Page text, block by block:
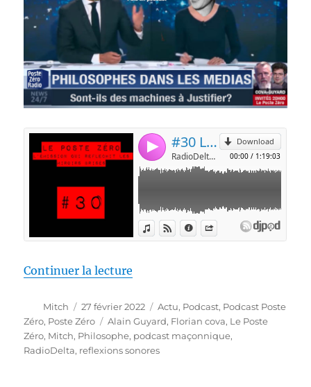
Continuer la lecture
Auteur
Mitch
Publié
le
27 février 2022 Catégories
Actu, Podcast, Podcast Poste
Zéro, Poste Zéro Étiquettes
Alain Guyard, Florian cova, Le Poste
Zéro, Mitch, Philosophe, podcast maçonnique,
RadioDelta, reflexions sonores